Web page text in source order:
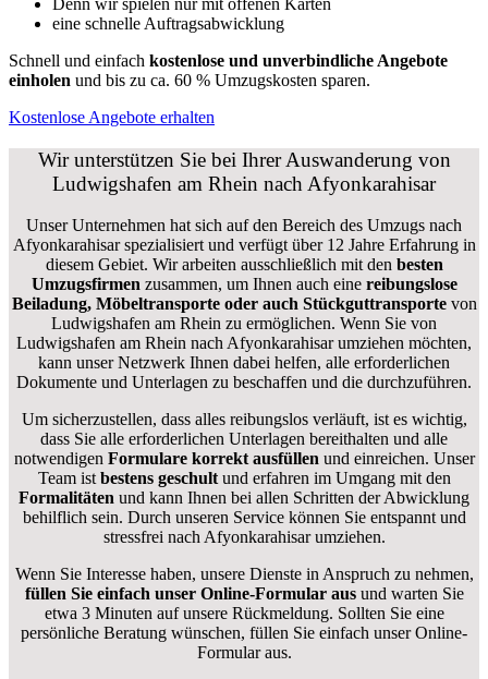
eine schnelle Auftragsabwicklung
Schnell und einfach kostenlose und unverbindliche Angebote
einholen und bis zu ca. 60 % Umzugskosten sparen.
Kostenlose Angebote erhalten
Wir unterstützen Sie bei Ihrer Auswanderung von
Ludwigshafen am Rhein nach Afyonkarahisar
Unser Unternehmen hat sich auf den Bereich des Umzugs nach
Afyonkarahisar spezialisiert und verfügt über 12 Jahre Erfahrung in
diesem Gebiet. Wir arbeiten ausschließlich mit den besten
Umzugsfirmen zusammen, um Ihnen auch eine reibungslose
Beiladung, Möbeltransporte oder auch Stückguttransporte von
Ludwigshafen am Rhein zu ermöglichen. Wenn Sie von
Ludwigshafen am Rhein nach Afyonkarahisar umziehen möchten,
kann unser Netzwerk Ihnen dabei helfen, alle erforderlichen
Dokumente und Unterlagen zu beschaffen und die durchzuführen.
Um sicherzustellen, dass alles reibungslos verläuft, ist es wichtig,
dass Sie alle erforderlichen Unterlagen bereithalten und alle
notwendigen Formulare korrekt ausfüllen und einreichen. Unser
Team istbestens geschultund erfahren im Umgang mit den
Formalitäten und kann Ihnen bei allen Schritten der Abwicklung
behilflich sein. Durch unseren Service können Sie entspannt und
stressfrei nach Afyonkarahisar umziehen.
Wenn Sie Interesse haben, unsere Dienste in Anspruch zu nehmen,
füllen Sie einfach unser Online-Formular ausund warten Sie
etwa 3 Minuten auf unsere Rückmeldung. Sollten Sie eine
persönliche Beratung wünschen, füllen Sie einfach unser Online-
Formular aus.